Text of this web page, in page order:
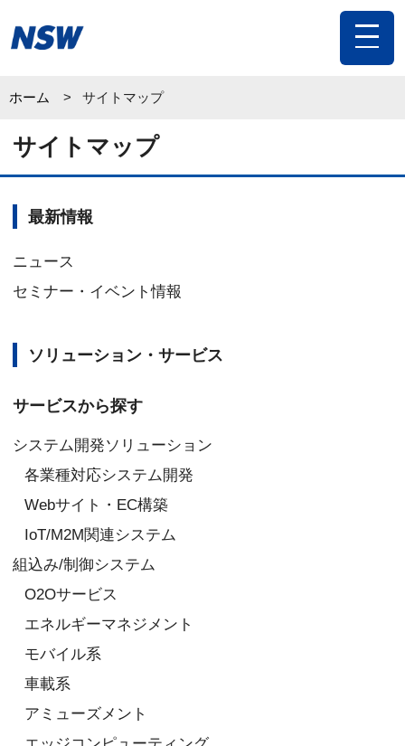
ホーム サイトマップ
サイトマップ
最新情報
ニュース
セミナー・イベント情報
ソリューション・サービス
サービスから探す
システム開発ソリューション
各業種対応システム開発
Webサイト・EC構築
IoT/M2M関連システム
組込み/制御システム
O2Oサービス
エネルギーマネジメント
モバイル系
車載系
アミューズメント